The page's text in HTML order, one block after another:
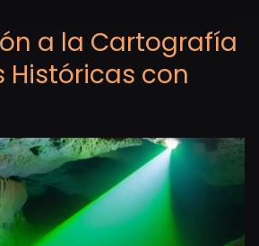
a la Cartografía
Históricas con